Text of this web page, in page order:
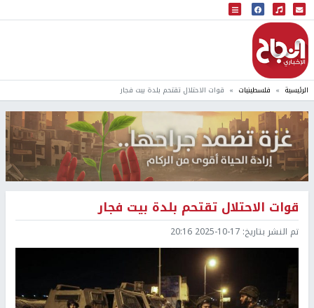
البث المباشر
إذاعة النجاح
الرئيسية فلسطينيات قوات الاحتلال تقتحم بلدة بيت فجار
قوات الاحتلال تقتحم بلدة بيت فجار
تم النشر بتاريخ: 2025-10-17 20:16